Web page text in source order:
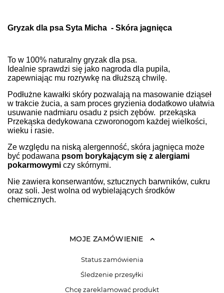
Gryzak dla psa Syta Micha - Skóra jagnięca
To w 100% naturalny gryzak dla psa.
Idealnie sprawdzi się jako nagroda dla pupila,
zapewniając mu rozrywkę na dłuższą chwilę.
Podłużne kawałki skóry pozwalają na masowanie dziąseł
w trakcie żucia, a sam proces gryzienia dodatkowo ułatwia
usuwanie nadmiaru osadu z psich zębów. przekąska
Przekąska dedykowana czworonogom każdej wielkości,
wieku i rasie.
Ze względu na niską alergenność, skóra jagnięca może
być podawana psom borykającym się z alergiami
pokarmowymi czy skórnymi.
Nie zawiera konserwantów, sztucznych barwników, cukru
oraz soli. Jest wolna od wybielających środków
chemicznych.
MOJE ZAMÓWIENIE
Status zamówienia
Śledzenie przesyłki
Chcę zareklamować produkt